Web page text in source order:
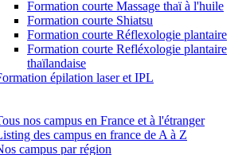
Formation courte Massage thaï à l'huile
Formation courte Shiatsu
Formation courte Réflexologie plantaire
Formation courte Refléxologie plantaire
thaïlandaise
épilation laser et IPL
nos campus en France et à l'étranger
des campus en france de A à Z
campus par région